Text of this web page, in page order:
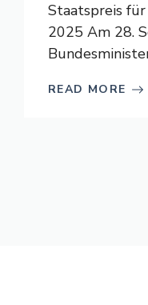
Staatspreis
2025 Am 28.
READ MORE